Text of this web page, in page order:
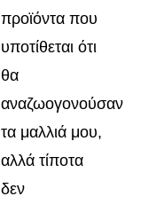
προϊόντα που
υποτίθεται ότι
θα
αναζωογονούσαν
τα μαλλιά μου,
αλλά τίποτα
δεν